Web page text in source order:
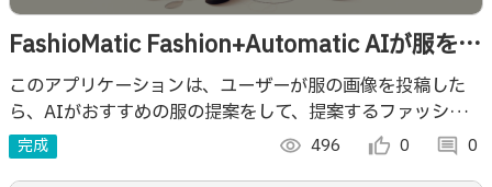
FashioMatic Fashion+Automatic AIが服を決
めてくれる！
このアプリケーションは、ユーザーが服の画像を投稿した
ら、AIがおすすめの服の提案をして、提案するファッショ
ンも画像で見せてくれます！
完成 visibility 496 thumb_up_alt 0 comment 0